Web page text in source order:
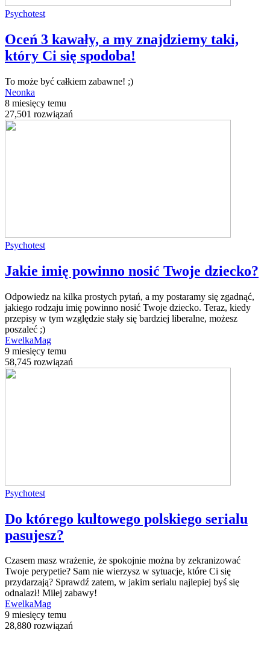
Psychotest
Oceń 3 kawały, a my znajdziemy taki,
który Ci się spodoba!
To może być całkiem zabawne! ;)
Neonka
8 miesięcy temu
27,501 rozwiązań
Psychotest
Jakie imię powinno nosić Twoje dziecko?
Odpowiedz na kilka prostych pytań, a my postaramy się zgadnąć,
jakiego rodzaju imię powinno nosić Twoje dziecko. Teraz, kiedy
przepisy w tym względzie stały się bardziej liberalne, możesz
poszaleć ;)
EwelkaMag
9 miesięcy temu
58,745 rozwiązań
Psychotest
Do którego kultowego polskiego serialu
pasujesz?
Czasem masz wrażenie, że spokojnie można by zekranizować
Twoje perypetie? Sam nie wierzysz w sytuacje, które Ci się
przydarzają? Sprawdź zatem, w jakim serialu najlepiej byś się
odnalazł! Miłej zabawy!
EwelkaMag
9 miesięcy temu
28,880 rozwiązań